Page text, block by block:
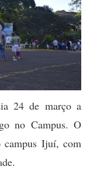
24 de março a
no Campus. O
campus Ijuí, com